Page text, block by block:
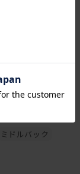
ラウン色
ミドルバック